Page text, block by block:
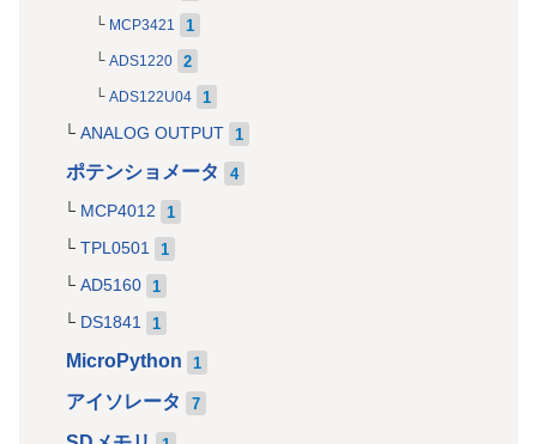
MCP3421 1
ADS1220 2
ADS122U04 1
ANALOG OUTPUT 1
ポテンショメータ 4
MCP4012 1
TPL0501 1
AD5160 1
DS1841 1
MicroPython 1
アイソレータ 7